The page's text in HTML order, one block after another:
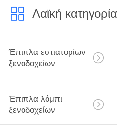
ΕΜΆΣ
ΕΡΓΟΣΤΑΣΊΟΥ
ΈΛΕΓΧΟΣ
ΠΟΙΌΤΗΤΑΣ
Λαϊκή κατηγορία
Έπιπλα εστιατορίων
ξενοδοχείων
Έπιπλα λόμπι
ξενοδοχείων